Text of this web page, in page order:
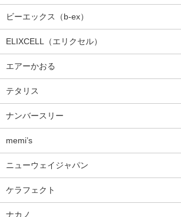
ビーエックス（b-ex）
ELIXCELL（エリクセル）
エアーかおる
テタリス
ナンバースリー
memi’s
ニューウェイジャパン
ケラフェクト
ナカノ